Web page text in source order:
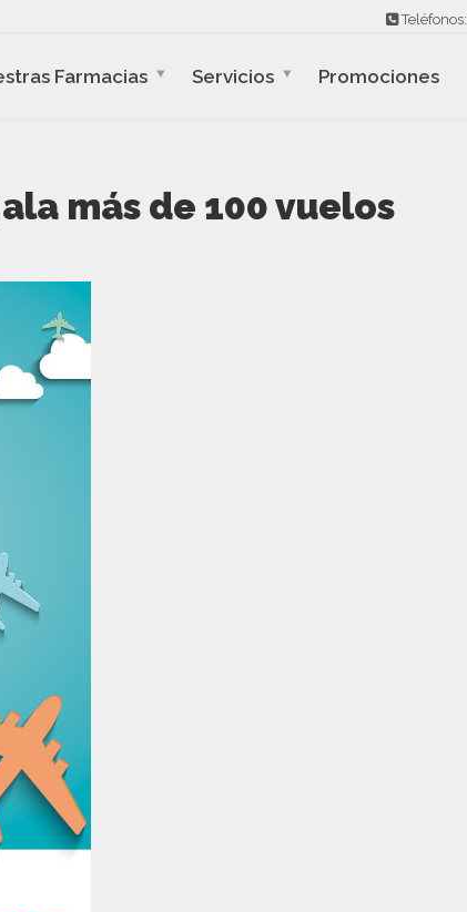
Teléfonos:
Farmacias Servicios Promociones
más de 100 vuelos